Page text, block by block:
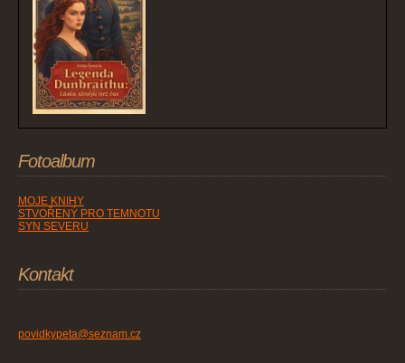
Fotoalbum
MOJE KNIHY
STVOŘENÝ PRO TEMNOTU
SYN SEVERU
Kontakt
povidkypeta@seznam.cz